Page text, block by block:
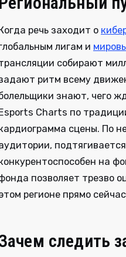
Когда речь заходит о
лигам и
собирают
ритм всему
знают, чего
Esports Charts по
сцены. По
на
позволяет трезво
регионе прямо
следить